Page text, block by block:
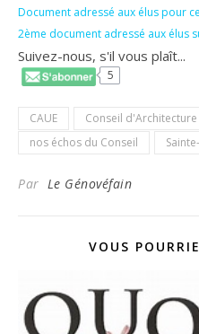
Document adressé aux élus pour
2ème document adressé aux élus
Suivez-nous, s'il vous plaît...
5
CAUE Conseil d'Architecture
nos échos du Conseil
Par Le Génovéfain
VOUS